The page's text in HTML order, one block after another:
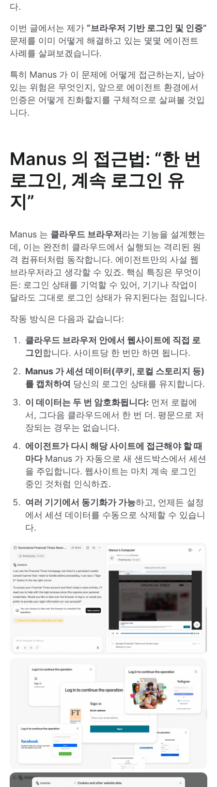
다.
이번 글에서는 제가 “브라우저 기반 로그인 및 인증”
문제를 이미 어떻게 해결하고 있는 몇몇 에이전트
사례를 살펴보겠습니다.
특히 Manus 가 이 문제에 어떻게 접근하는지, 남아
있는 위험은 무엇인지, 앞으로 에이전트 환경에서
인증은 어떻게 진화할지를 구체적으로 살펴볼 것입
니다.
Manus 의 접근법: “한 번
로그인, 계속 로그인 유
지”
Manus 는 클라우드 브라우저 라는 기능을 설계했는
데, 이는 완전히 클라우드에서 실행되는 격리된 원
격 컴퓨터처럼 동작합니다. 에이전트만의 사설 웹
브라우저라고 생각할 수 있죠. 핵심 특징은 무엇이
든: 로그인 상태를 기억할 수 있어, 기기나 작업이
달라도 그대로 로그인 상태가 유지된다는 점입니다.
작동 방식은 다음과 같습니다:
클라우드 브라우저 안에서 웹사이트에 직접 로
그인합니다. 사이트당 한 번만 하면 됩니다.
Manus 가 세션 데이터(쿠키, 로컬 스토리지 등)
를 캡처하여 당신의 로그인 상태를 유지합니다.
이 데이터는 두 번 암호화됩니다: 먼저 로컬에
서, 그다음 클라우드에서 한 번 더. 평문으로 저
장되는 경우는 없습니다.
에이전트가 다시 해당 사이트에 접근해야 할 때
마다Manus 가 자동으로 새 샌드박스에서 세션
을 주입합니다. 웹사이트는 마치 계속 로그인
중인 것처럼 인식하죠.
여러 기기에서 동기화가 가능하고, 언제든 설정
에서 세션 데이터를 수동으로 삭제할 수 있습니
다.